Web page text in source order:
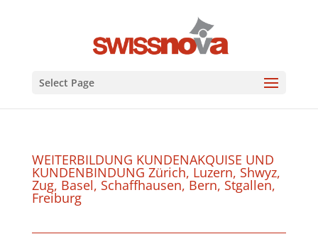
Select Page
WEITERBILDUNG KUNDENAKQUISE UND
KUNDENBINDUNG Zürich, Luzern, Shwyz,
Zug, Basel, Schaffhausen, Bern, Stgallen,
Freiburg